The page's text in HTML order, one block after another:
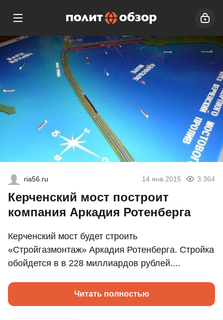
ria56.ru 14 янв 2015 3 364
Керченский мост построит
компания Аркадия Ротенберга
Керченский мост будет строить
«Стройгазмонтаж» Аркадия Ротенберга. Стройка
обойдется в в 228 миллиардов рублей....
Читать полностью